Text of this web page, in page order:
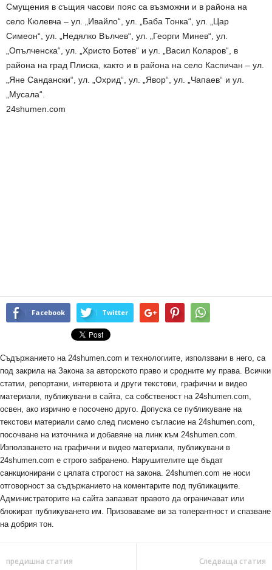
Смущения в същия часови пояс са възможни и в района на
село Кюлевча – ул. „Ивайло“, ул. „Баба Тонка“, ул. „Цар
Симеон“, ул. „Недялко Вълчев“, ул. „Георги Минев“, ул.
„Опълченска“, ул. „Христо Ботев“ и ул. „Васил Коларов“, в
района на град Плиска, както и в района на село Каспичан – ул.
„Яне Сандански“, ул. „Охрид“, ул. „Явор“, ул. „Чапаев“ и ул.
„Мусала“.
24shumen.com
Facebook Twitter
Съдържанието на 24shumen.com и технологиите, използвани в него, са
под закрила на Закона за авторското право и сродните му права. Всички
статии, репортажи, интервюта и други текстови, графични и видео
материали, публикувани в сайта, са собственост на 24shumen.com,
освен, ако изрично е посочено друго. Допуска се публикуване на
текстови материали само след писмено съгласие на 24shumen.com,
посочване на източника и добавяне на линк към 24shumen.com.
Използването на графични и видео материали, публикувани в
24shumen.com е строго забранено. Нарушителите ще бъдат
санкционирани с цялата строгост на закона. 24shumen.com не носи
отговорност за съдържанието на коментарите под публикациите.
Администраторите на сайта запазват правото да ограничават или
блокират публикуването им. Призоваваме ви за толерантност и спазване
на добрия тон.
предишна статия Следваща статия